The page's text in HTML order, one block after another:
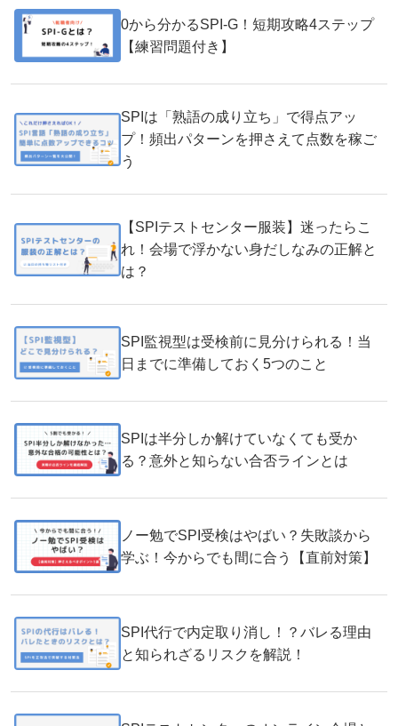
0から分かるSPI-G！短期攻略4ステップ
【練習問題付き】
SPIは「熟語の成り立ち」で得点アッ
プ！頻出パターンを押さえて点数を稼ご
う
【SPIテストセンター服装】迷ったらこ
れ！会場で浮かない身だしなみの正解と
は？
SPI監視型は受検前に見分けられる！当
日までに準備しておく5つのこと
SPIは半分しか解けていなくても受か
る？意外と知らない合否ラインとは
ノー勉でSPI受検はやばい？失敗談から
学ぶ！今からでも間に合う【直前対策】
SPI代行で内定取り消し！？バレる理由
と知られざるリスクを解説！